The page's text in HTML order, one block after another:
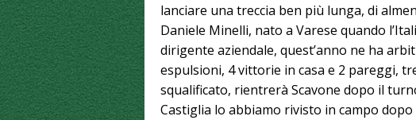
lanciare una treccia ben più lunga, di
Daniele Minelli, nato a Varese quando
dirigente aziendale, quest’anno ne ha
espulsioni, 4 vittorie in casa e 2 pareggi,
squalificato, rientrerà Scavone dopo il
Castiglia lo abbiamo rivisto in campo